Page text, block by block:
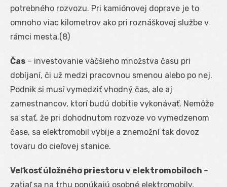
potrebného rozvozu. Pri kamiónovej doprave je to
omnoho viac kilometrov ako pri roznáškovej službe v
rámci mesta.(8)
Čas – investovanie väčšieho množstva času pri
dobíjaní, či už medzi pracovnou smenou alebo po nej.
Podnik si musí vymedziť vhodný čas, ale aj
zamestnancov, ktorí budú dobitie vykonávať. Nemôže
sa stať, že pri dohodnutom rozvoze vo vymedzenom
čase, sa elektromobil vybije a znemožní tak dovoz
tovaru do cieľovej stanice.
Veľkosť úložného priestoru v elektromobiloch –
zatiaľ sa na trhu ponúkajú osobné elektromobily,